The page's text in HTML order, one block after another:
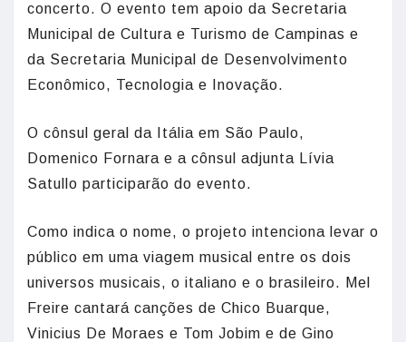
concerto. O evento tem apoio da Secretaria
Municipal de Cultura e Turismo de Campinas e
da Secretaria Municipal de Desenvolvimento
Econômico, Tecnologia e Inovação.
O cônsul geral da Itália em São Paulo,
Domenico Fornara e a cônsul adjunta Lívia
Satullo participarão do evento.
Como indica o nome, o projeto intenciona levar o
público em uma viagem musical entre os dois
universos musicais, o italiano e o brasileiro. Mel
Freire cantará canções de Chico Buarque,
Vinicius De Moraes e Tom Jobim e de Gino